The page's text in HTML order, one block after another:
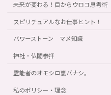
未来が変わる！目からウロコ思考術
スピリチュアルなお仕事ヒント！
パワーストーン マメ知識
神社・仏閣参拝
霊能者のオモシロ裏バナシ。
私のポリシー・理念